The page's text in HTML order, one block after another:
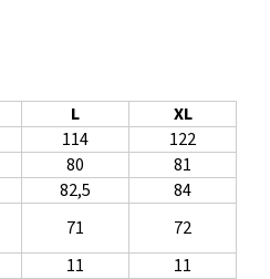
L
XL
114
122
80
81
82,5
84
71
72
11 11